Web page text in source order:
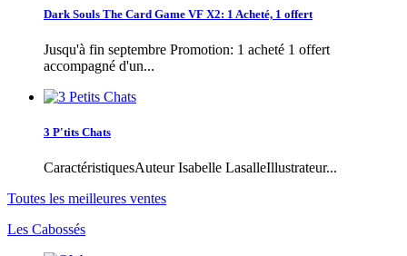
Dark Souls The Card Game VF X2: 1 Acheté, 1 offert
Jusqu'à fin septembre Promotion: 1 acheté 1 offert
accompagné d'un...
3 P'tits Chats
CaractéristiquesAuteur Isabelle LasalleIllustrateur...
Toutes les meilleures ventes
Les Cabossés